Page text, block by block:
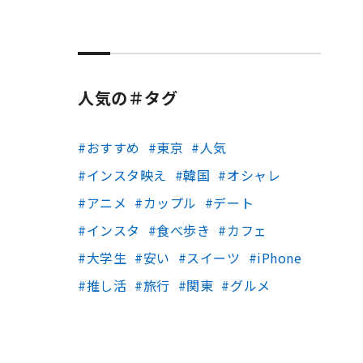
人気の＃タグ
おすすめ 東京
人気
インスタ映え
韓国
オシャレ
アニメ
カップル
デート
インスタ
食べ歩き
カフェ
大学生
安い スイーツ
iPhone
推し活
旅行 関東 グルメ